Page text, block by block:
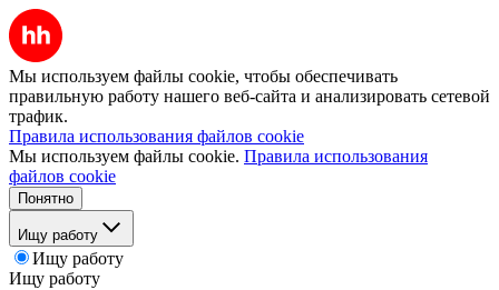
Мы используем файлы cookie, чтобы обеспечивать
правильную работу нашего веб-сайта и анализировать сетевой
трафик.
Правила использования файлов cookie
Мы используем файлы cookie. Правила использования
файлов cookie
Понятно
Ищу работу
Ищу работу
Ищу работу